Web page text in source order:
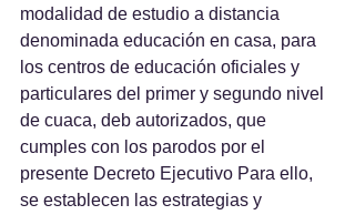
modalidad de estudio a distancia
denominada educación en casa, para
los centros de educación oficiales y
particulares del primer y segundo nivel
de cuaca, deb autorizados, que
cumples con los parodos por el
presente Decreto Ejecutivo Para ello,
se establecen las estrategias y